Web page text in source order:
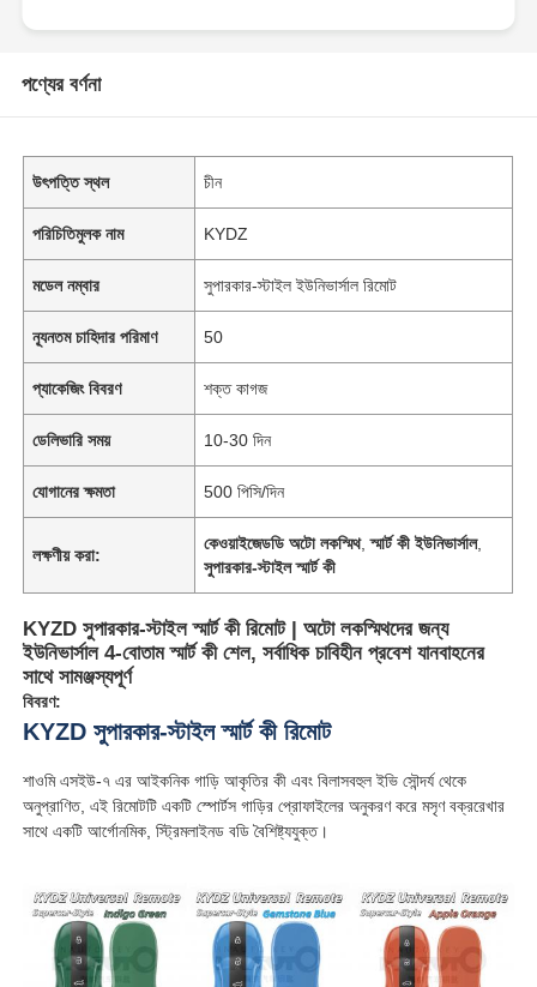
পণ্যের বর্ণনা
উৎপত্তি স্থল চীন
পরিচিতিমুলক নাম KYDZ
মডেল নম্বার সুপারকার-স্টাইল ইউনিভার্সাল রিমোট
ন্যূনতম চাহিদার পরিমাণ 50
প্যাকেজিং বিবরণ শক্ত কাগজ
ডেলিভারি সময় 10-30 দিন
যোগানের ক্ষমতা 500 পিসি/দিন
লক্ষণীয় করা:
কেওয়াইজেডডি অটো লকস্মিথ,স্মার্ট কী ইউনিভার্সাল,
সুপারকার-স্টাইল স্মার্ট কী
KYZD সুপারকার-স্টাইল স্মার্ট কী রিমোট | অটো লকস্মিথদের জন্য
ইউনিভার্সাল 4-বোতাম স্মার্ট কী শেল, সর্বাধিক চাবিহীন প্রবেশ যানবাহনের
সাথে সামঞ্জস্যপূর্ণ
বিবরণ:
KYZD সুপারকার-স্টাইল স্মার্ট কী রিমোট
শাওমি এসইউ-৭ এর আইকনিক গাড়ি আকৃতির কী এবং বিলাসবহুল ইভি সৌন্দর্য থেকে
অনুপ্রাণিত, এই রিমোটটি একটি স্পোর্টস গাড়ির প্রোফাইলের অনুকরণ করে মসৃণ বক্ররেখার
সাথে একটি আর্গোনমিক, স্ট্রিমলাইনড বডি বৈশিষ্ট্যযুক্ত।